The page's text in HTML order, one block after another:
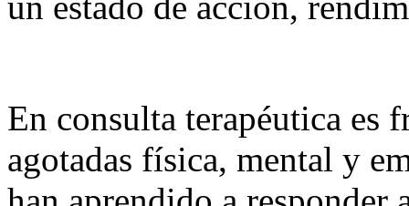
En consulta terapéutica es
agotadas física, mental y